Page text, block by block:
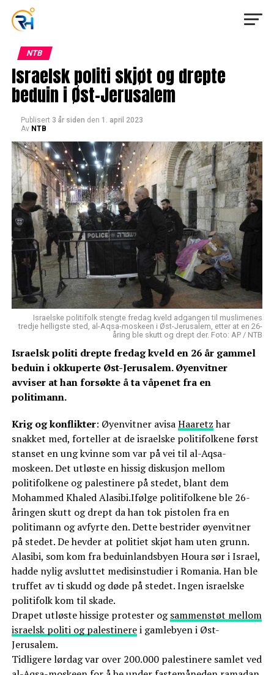
NTB
Israelsk politi skjøt og drepte
beduin i Øst-Jerusalem
Publisert 3 år siden den 1. april 2023
Av NTB
Israelske politifolk stengte fredag kveld adgangen til muslimenes
tredje helligste sted, al-Aqsa-moskeen i Øst-Jerusalem, etter at en 26-
åring ble skutt og drept der. Foto: AP / NTB
Israelsk politi drepte fredag kveld en 26 år gammel
beduin i okkuperte Øst-Jerusalem. Øyenvitner
avviser at han forsøkte å ta våpenet fra en
politimann.
Krig og konflikter: Øyenvitner avisaHaaretzhar
snakket med, forteller at de israelske politifolkene først
stanset en ung kvinne som var på vei til al-Aqsa-
moskeen. Det utløste en hissig diskusjon mellom
politifolkene og palestinere på stedet, blant dem
Mohammed Khaled Alasibi.Ifølge politifolkene ble 26-
åringen skutt og drept da han tok pistolen fra en
politimann og avfyrte den. Dette bestrider øyenvitner
på stedet. De hevder at politiet skjøt ham uten grunn.
Alasibi, som kom fra beduinlandsbyen Houra sør i Israel,
hadde nylig avsluttet medisinstudier i Romania. Han ble
truffet av ti skudd og døde på stedet. Ingen israelske
politifolk kom til skade.
Drapet utløste hissige protester ogsammenstøt mellom
israelsk politi og palestinerei gamlebyen i Øst-
Jerusalem.
Tidligere lørdag var over 200.000 palestinere samlet ved